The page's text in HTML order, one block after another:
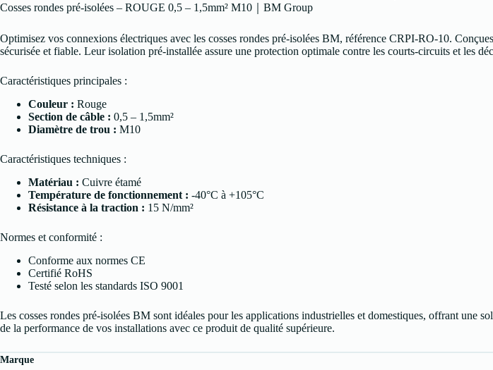
Cosses rondes pré-isolées – ROUGE 0,5 – 1,5mm² M10｜BM Group
Optimisez vos connexions électriques avec les cosses rondes pré-isolées BM, référence CRPI-RO-10.
sécurisée et fiable. Leur isolation pré-installée assure une protection optimale contre les courts-circuits et les
Caractéristiques principales :
Couleur : Rouge
Section de câble : 0,5 – 1,5mm²
Diamètre de trou : M10
Caractéristiques techniques :
Matériau : Cuivre étamé
Température de fonctionnement : -40°C à +105°C
Résistance à la traction : 15 N/mm²
Normes et conformité :
Conforme aux normes CE
Certifié RoHS
Testé selon les standards ISO 9001
Les cosses rondes pré-isolées BM sont idéales pour les applications industrielles et domestiques, offrant une
de la performance de vos installations avec ce produit de qualité supérieure.
Marque